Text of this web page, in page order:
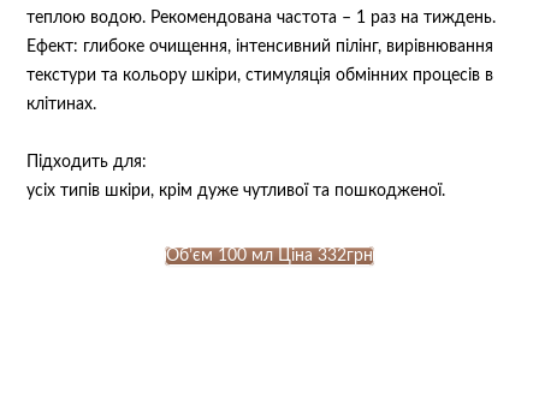
теплою водою. Рекомендована частота – 1 раз на тиждень.
Ефект: глибоке очищення, інтенсивний пілінг, вирівнювання
текстури та кольору шкіри, стимуляція обмінних процесів в
клітинах.
Підходить для:
усіх типів шкіри, крім дуже чутливої та пошкодженої.
Об’єм 100 мл Ціна 332грн